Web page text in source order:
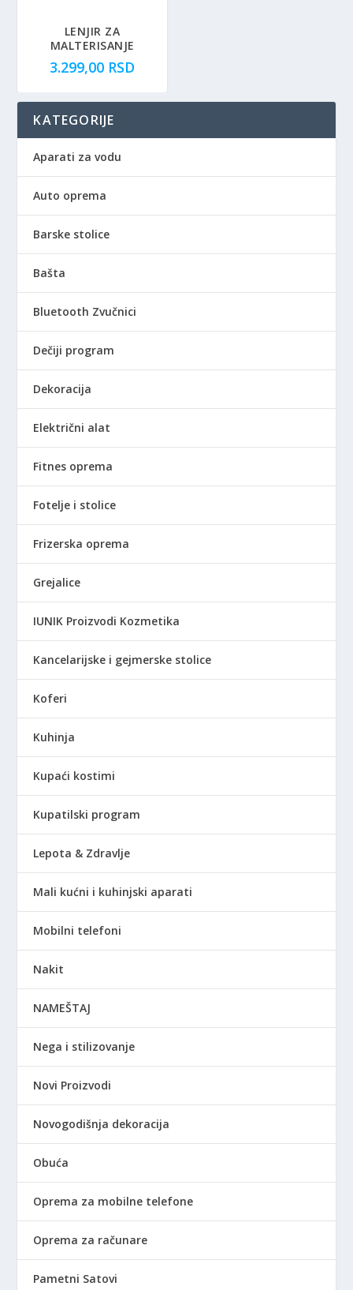
LENJIR ZA
MALTERISANJE
3.299,00 RSD
KATEGORIJE
Aparati za vodu
Auto oprema
Barske stolice
Bašta
Bluetooth Zvučnici
Dečiji program
Dekoracija
Električni alat
Fitnes oprema
Fotelje i stolice
Frizerska oprema
Grejalice
IUNIK Proizvodi Kozmetika
Kancelarijske i gejmerske stolice
Koferi
Kuhinja
Kupaći kostimi
Kupatilski program
Lepota & Zdravlje
Mali kućni i kuhinjski aparati
Mobilni telefoni
Nakit
NAMEŠTAJ
Nega i stilizovanje
Novi Proizvodi
Novogodišnja dekoracija
Obuća
Oprema za mobilne telefone
Oprema za računare
Pametni Satovi